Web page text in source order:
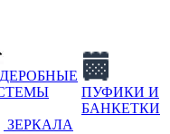
ЗЕРКАЛА
ПУФИКИ И
БАНКЕТКИ